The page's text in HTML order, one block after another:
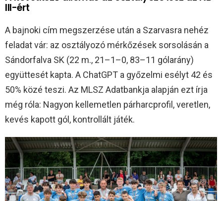
III-ért
A bajnoki cím megszerzése után a Szarvasra nehéz
feladat vár: az osztályozó mérkőzések sorsolásán a
Sándorfalva SK (22 m., 21–1–0, 83–11 gólarány)
együttesét kapta. A ChatGPT a győzelmi esélyt 42 és
50% közé teszi. Az MLSZ Adatbankja alapján ezt írja
még róla: Nagyon kellemetlen párharcprofil, veretlen,
kevés kapott gól, kontrollált játék.